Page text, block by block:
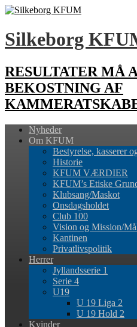
Silkeborg
RESULTATER MÅ
BEKOSTNING AF
Nyheder
Om KFUM
Bestyrelse, kasserer
Historie
KFUM VÆRDIER
KFUM’s Etiske
Klubsang/Maskot
Onsdagsholdet
Club 100
Vision og Mission/
Kantinen
Privatlivspolitik
Herrer
Jyllandsserie 1
Serie 4
U19
U 19 Liga 2
U 19 Hold 2
Kvinder